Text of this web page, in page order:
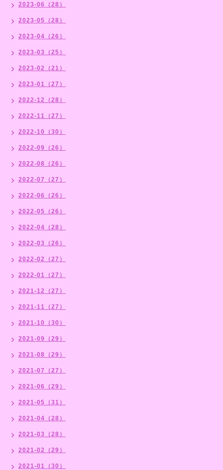
2023-06（28）
2023-05（28）
2023-04（26）
2023-03（25）
2023-02（21）
2023-01（27）
2022-12（28）
2022-11（27）
2022-10（30）
2022-09（26）
2022-08（26）
2022-07（27）
2022-06（26）
2022-05（26）
2022-04（28）
2022-03（26）
2022-02（27）
2022-01（27）
2021-12（27）
2021-11（27）
2021-10（30）
2021-09（29）
2021-08（29）
2021-07（27）
2021-06（29）
2021-05（31）
2021-04（28）
2021-03（28）
2021-02（29）
2021-01（30）